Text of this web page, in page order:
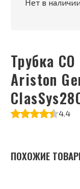
Трубка СО (левая) ПОДАЧА
Ariston
4.4
Нет в наличии
ПОХОЖИЕ